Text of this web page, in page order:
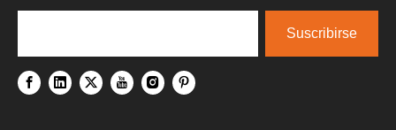
Suscribirse